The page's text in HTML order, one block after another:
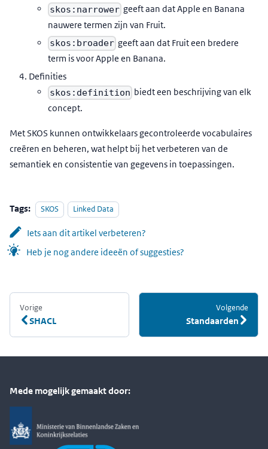
skos:narrower geeft aan dat Apple en Banana
nauwere termen zijn van Fruit.
skos:broader geeft aan dat Fruit een bredere
term is voor Apple en Banana.
Definities
skos:definition biedt een beschrijving van elk
concept.
Met SKOS kunnen ontwikkelaars gecontroleerde vocabulaires
creëren en beheren, wat helpt bij het verbeteren van de
semantiek en consistentie van gegevens in toepassingen.
Tags: SKOS Linked Data
Iets aan dit artikel verbeteren?
Heb je nog andere ideeën of suggesties?
Vorige
SHACL
Volgende
Standaarden
Mede mogelijk gemaakt door: